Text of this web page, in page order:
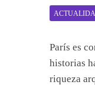
París es
historias
riqueza